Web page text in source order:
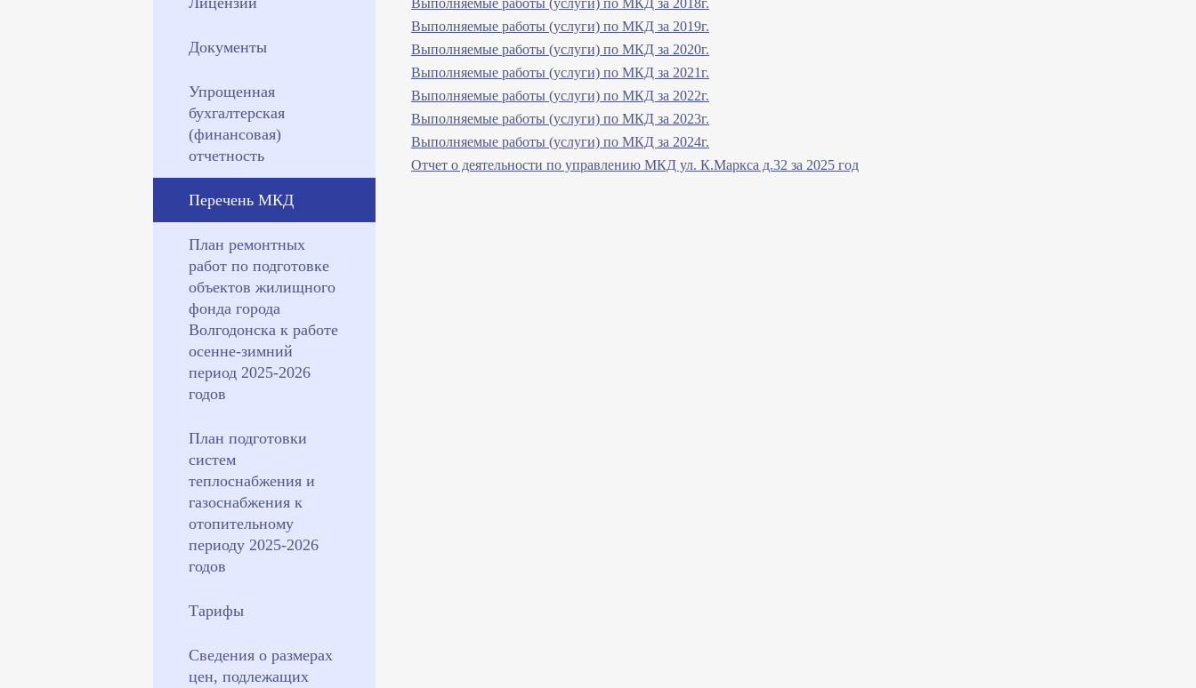
Документы
Упрощенная
бухгалтерская
(финансовая)
отчетность
Перечень МКД
План ремонтных
работ по подготовке
объектов жилищного
фонда города
Волгодонска к работе
осенне-зимний
период 2025-2026
годов
План подготовки
систем
теплоснабжения и
газоснабжения к
отопительному
периоду 2025-2026
годов
Тарифы
Сведения о размерах
цен, подлежащих
Выполняемые работы (услуги) по МКД за 2018г.
Выполняемые работы (услуги) по МКД за 2019г.
Выполняемые работы (услуги) по МКД за 2020г.
Выполняемые работы (услуги) по МКД за 2021г.
Выполняемые работы (услуги) по МКД за 2022г.
Выполняемые работы (услуги) по МКД за 2023г.
Выполняемые работы (услуги) по МКД за 2024г.
Отчет о деятельности по управлению МКД ул. К.Маркса д.32 за 2025 год